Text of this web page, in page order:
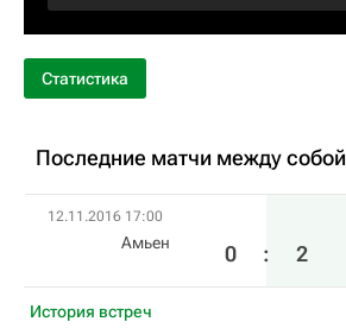
Статистика
Последние матчи между собой
12.11.2016 17:00
Амьен 0 : 2
История встреч